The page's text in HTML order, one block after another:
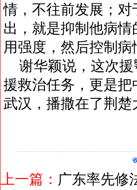
情，不往前发展；
出，就是抑制他病
用强度，然后控制
谢华颖说，这次援
援救治任务，更是
武汉，播撒在了荆
上一篇： 广东率先修